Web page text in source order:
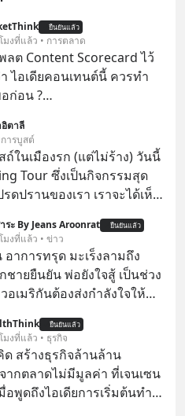
ยืนยันแล้ว
มงที่แล้ว • การตลาด
ลต Content Scorecard ไว้
ไอเดียคอนเทนต์นี้ ควรทำ
ก่อน ?
t4nWawpiK5I/copy
ตาลี
ารบูสต์
ในเมืองรก (แต่ไม่ร้าง) วันนี้
Tour ซึ่งเป็นกิจกรรมสุด
ดปรานของเรา เราจะได้เห็น
ระ By Jeans Aroonrat ยืนยันแล้ว
มงที่แล้ว • ข่าว
อาการทรุด มะเร็งลามถึง
ชายยืนยัน พ่อยังใจสู้ เป็นช่วง
อเมริกันต้องส่งกำลังใจให้กับ
ต่อสู้กับโรคมะเร็งอย่างหนัก
ตอร์ ไบเดน ลูกชายได้ออกมา
การของพ่อว่า "น่าเป็นห่วง
เนื่องจากมะเร็งได้ลุกลามไป
และอวัยวะอื่นของร่างกาย ที่
ยืนยันแล้ว
มงที่แล้ว • ธุรกิจ
ด สร้างธุรกิจล้านล้าน
ากตลาดไม่มีมูลค่า ที่เจนเซน
อพูดถึงไอเดียการเริ่มต้นทำ